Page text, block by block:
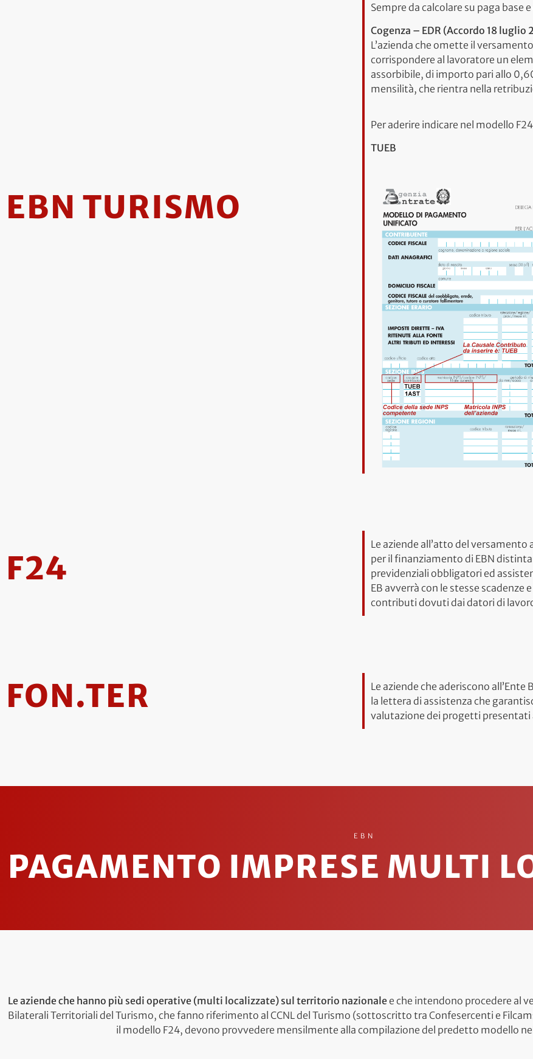
EBN TURISMO
Sempre da calcolare su paga base
Cogenza – EDR (Accordo 18 luglio
L’azienda che omette il
corrispondere al lavoratore un
assorbibile, di importo pari allo
mensilità, che rientra nella
Per aderire indicare nel modello
TUEB
F24
Le aziende all’atto del versamento
per il finanziamento di EBN
previdenziali obbligatori ed
EB avverrà con le stesse
contributi dovuti dai datori di
FON.TER
Le aziende che aderiscono
la lettera di assistenza che
valutazione dei progetti presentati
EBN
PAGAMENTO IMPRESE MULTI
Le aziende che hanno più sedi operative (multi localizzate) sul territorio nazionalee che intendono procedere al
Bilaterali Territoriali del Turismo, che fanno riferimento al CCNL del Turismo (sottoscritto tra Confesercenti e
il modello F24, devono provvedere mensilmente alla compilazione del predetto modello